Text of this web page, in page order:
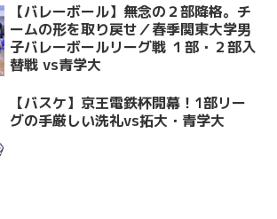
【バレーボール】無念の２部降格。チ
ームの形を取り戻せ／春季関東大学男
子バレーボールリーグ戦 １部・２部入
替戦 vs青学大
【バスケ】京王電鉄杯開幕！1部リー
グの手厳しい洗礼vs拓大・青学大